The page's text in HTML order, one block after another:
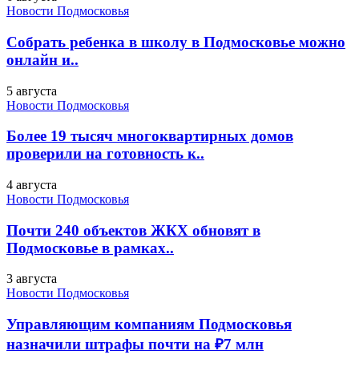
Новости Подмосковья
Собрать ребенка в школу в Подмосковье можно
онлайн и..
5 августа
Новости Подмосковья
Более 19 тысяч многоквартирных домов
проверили на готовность к..
4 августа
Новости Подмосковья
Почти 240 объектов ЖКХ обновят в
Подмосковье в рамках..
3 августа
Новости Подмосковья
Управляющим компаниям Подмосковья
назначили штрафы почти на ₽7 млн